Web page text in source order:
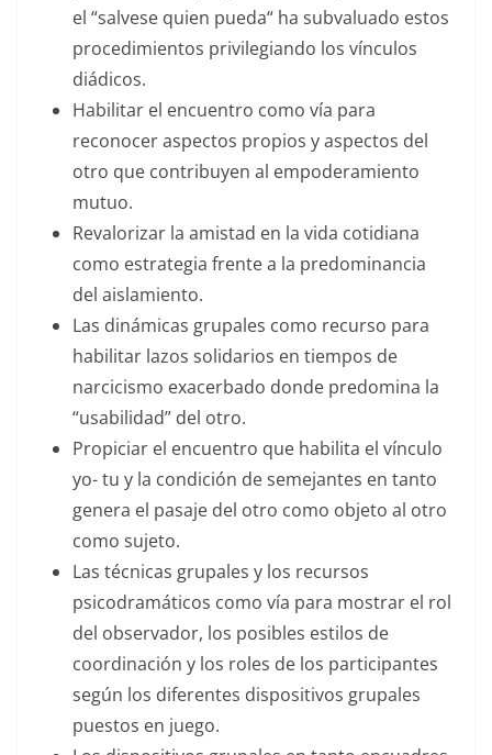
el “salvese quien pueda“ ha subvaluado estos
procedimientos privilegiando los vínculos
diádicos.
Habilitar el encuentro como vía para
reconocer aspectos propios y aspectos del
otro que contribuyen al empoderamiento
mutuo.
Revalorizar la amistad en la vida cotidiana
como estrategia frente a la predominancia
del aislamiento.
Las dinámicas grupales como recurso para
habilitar lazos solidarios en tiempos de
narcicismo exacerbado donde predomina la
“usabilidad” del otro.
Propiciar el encuentro que habilita el vínculo
yo- tu y la condición de semejantes en tanto
genera el pasaje del otro como objeto al otro
como sujeto.
Las técnicas grupales y los recursos
psicodramáticos como vía para mostrar el rol
del observador, los posibles estilos de
coordinación y los roles de los participantes
según los diferentes dispositivos grupales
puestos en juego.